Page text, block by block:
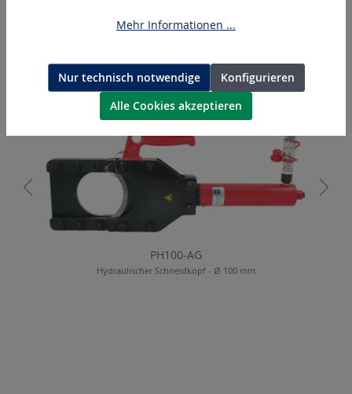
Ähnliche Artikel
PH100-AG
Hydraulischer Schneidkopf - Ø 100 mm
Mehr Informationen ...
Nur technisch notwendige
Konfigurieren
Alle Cookies akzeptieren